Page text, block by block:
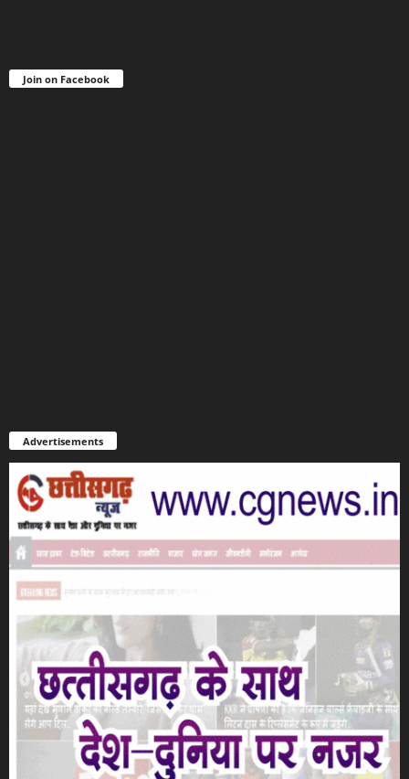
Join on Facebook
Advertisements